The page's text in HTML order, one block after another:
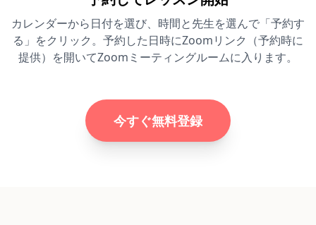
カレンダーから日付を選び、時間と先生を選んで「予約す
る」をクリック。予約した日時にZoomリンク（予約時に
提供）を開いてZoomミーティングルームに入ります。
今すぐ無料登録